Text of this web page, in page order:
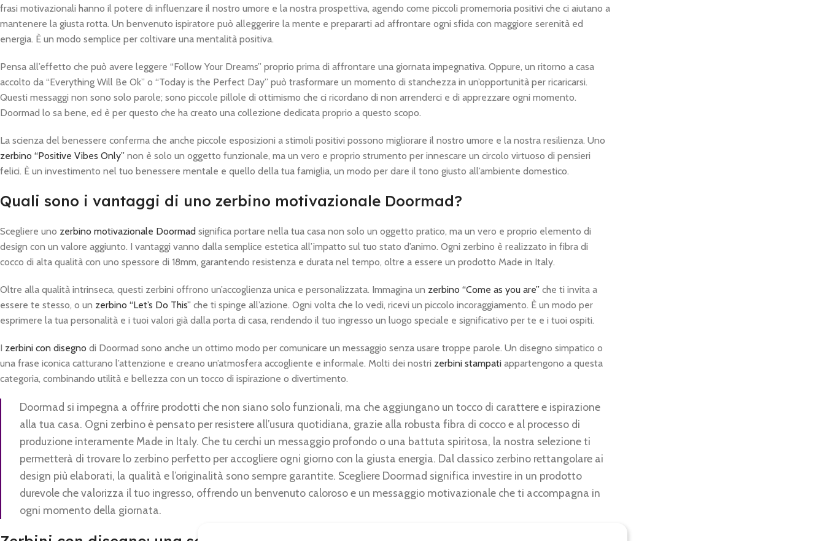
frasi motivazionali hanno il potere di influenzare il nostro umore e la nostra prospettiva, agendo come piccoli promemoria positivi che ci aiutano a
mantenere la giusta rotta. Un benvenuto ispiratore può alleggerire la mente e prepararti ad affrontare ogni sfida con maggiore serenità ed
energia. È un modo semplice per coltivare una mentalità positiva.
Pensa all’effetto che può avere leggere “Follow Your Dreams” proprio prima di affrontare una giornata impegnativa. Oppure, un ritorno a casa
accolto da “Everything Will Be Ok” o “Today is the Perfect Day” può trasformare un momento di stanchezza in un’opportunità per ricaricarsi.
Questi messaggi non sono solo parole; sono piccole pillole di ottimismo che ci ricordano di non arrenderci e di apprezzare ogni momento.
Doormad lo sa bene, ed è per questo che ha creato una collezione dedicata proprio a questo scopo.
La scienza del benessere conferma che anche piccole esposizioni a stimoli positivi possono migliorare il nostro umore e la nostra resilienza. Uno
zerbino “Positive Vibes Only” non è solo un oggetto funzionale, ma un vero e proprio strumento per innescare un circolo virtuoso di pensieri
felici. È un investimento nel tuo benessere mentale e quello della tua famiglia, un modo per dare il tono giusto all’ambiente domestico.
Quali sono i vantaggi di uno zerbino motivazionale Doormad?
Scegliere uno zerbino motivazionale Doormad significa portare nella tua casa non solo un oggetto pratico, ma un vero e proprio elemento di
design con un valore aggiunto. I vantaggi vanno dalla semplice estetica all’impatto sul tuo stato d’animo. Ogni zerbino è realizzato in fibra di
cocco di alta qualità con uno spessore di 18mm, garantendo resistenza e durata nel tempo, oltre a essere un prodotto Made in Italy.
Oltre alla qualità intrinseca, questi zerbini offrono un’accoglienza unica e personalizzata. Immagina un zerbino “Come as you are” che ti invita a
essere te stesso, o un zerbino “Let’s Do This” che ti spinge all’azione. Ogni volta che lo vedi, ricevi un piccolo incoraggiamento. È un modo per
esprimere la tua personalità e i tuoi valori già dalla porta di casa, rendendo il tuo ingresso un luogo speciale e significativo per te e i tuoi ospiti.
I zerbini con disegno di Doormad sono anche un ottimo modo per comunicare un messaggio senza usare troppe parole. Un disegno simpatico o
una frase iconica catturano l’attenzione e creano un’atmosfera accogliente e informale. Molti dei nostri zerbini stampati appartengono a questa
categoria, combinando utilità e bellezza con un tocco di ispirazione o divertimento.
Doormad si impegna a offrire prodotti che non siano solo funzionali, ma che aggiungano un tocco di carattere e ispirazione
alla tua casa. Ogni zerbino è pensato per resistere all’usura quotidiana, grazie alla robusta fibra di cocco e al processo di
produzione interamente Made in Italy. Che tu cerchi un messaggio profondo o una battuta spiritosa, la nostra selezione ti
permetterà di trovare lo zerbino perfetto per accogliere ogni giorno con la giusta energia. Dal classico zerbino rettangolare ai
design più elaborati, la qualità e l’originalità sono sempre garantite. Scegliere Doormad significa investire in un prodotto
durevole che valorizza il tuo ingresso, offrendo un benvenuto caloroso e un messaggio motivazionale che ti accompagna in
ogni momento della giornata.